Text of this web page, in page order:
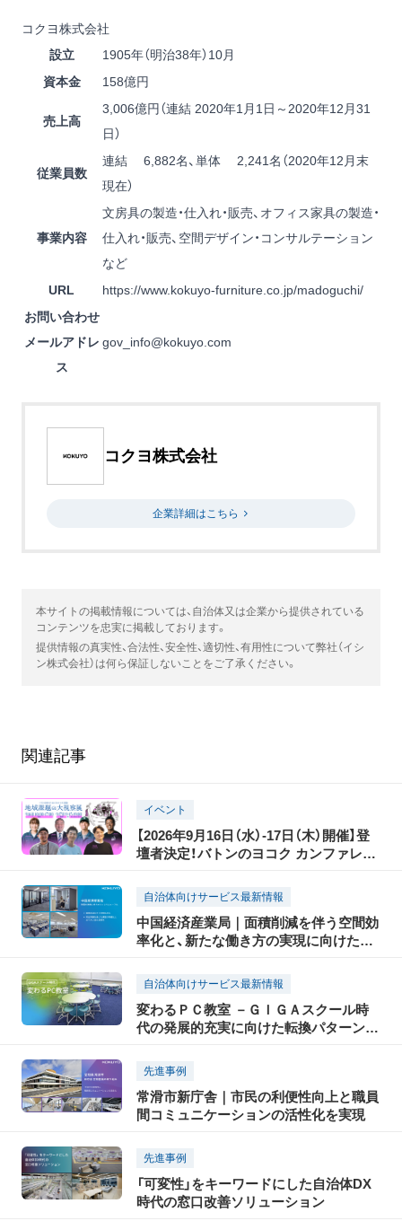
コクヨ株式会社
設立
1905年（明治38年）10月
資本金
158億円
売上高
3,006億円（連結 2020年1月1日～2020年12月31
日）
従業員数
連結 6,882名、単体 2,241名（2020年12月末
現在）
事業内容
文房具の製造・仕入れ・販売、オフィス家具の製造・
仕入れ・販売、空間デザイン・コンサルテーション
など
URL
https://www.kokuyo-furniture.co.jp/madoguchi/
お問い合わせ
メールアドレ
ス
gov_info@kokuyo.com
コクヨ株式会社
企業詳細はこちら
本サイトの掲載情報については、自治体又は企業から提供されている
コンテンツを忠実に掲載しております。
提供情報の真実性、合法性、安全性、適切性、有用性について弊社（イシ
ン株式会社）は何ら保証しないことをご了承ください。
関連記事
イベント
【2026年9月16日（水）-17日（木）開催】登
壇者決定！バトンのヨコク カンファレン
課題のピントとヒント
自治体向けサービス最新情報
中国経済産業局｜面積削減を伴う空間効
率化と、新たな働き方の実現に向けた大
自治体向けサービス最新情報
変わるＰＣ教室 －ＧＩＧＡスクール時
代の発展的充実に向けた転換パターンの
先進事例
常滑市新庁舎｜市民の利便性向上と職員
間コミュニケーションの活性化を実現
先進事例
「可変性」をキーワードにした自治体DX
時代の窓口改善ソリューション